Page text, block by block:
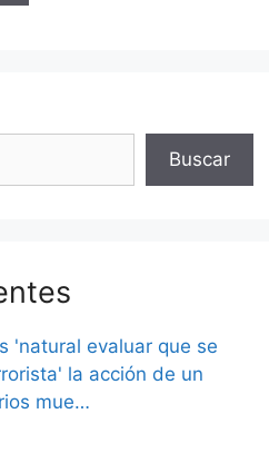
Buscar
'natural evaluar que se
la acción de un
mue…